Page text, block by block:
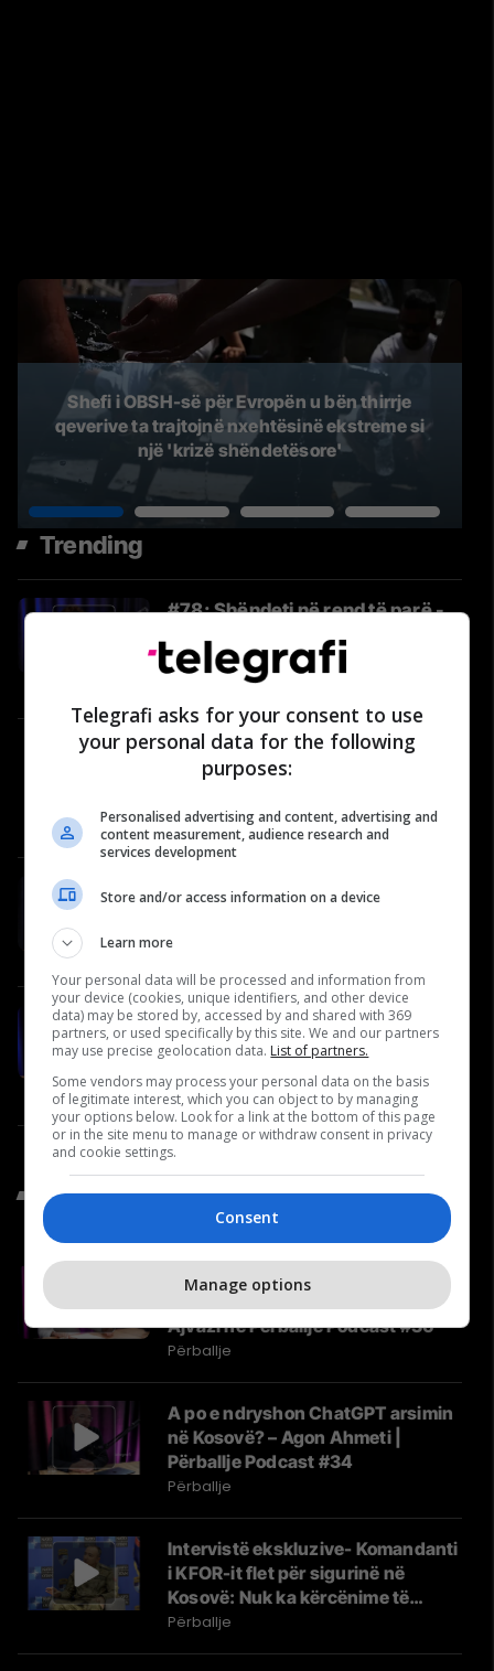
Shefi i OBSH-së për Evropën u bën thirrje
qeverive ta trajtojnë nxehtësinë ekstreme si
një 'krizë shëndetësore'
Trending
#78: Shëndeti në rend të parë -
Pasionare Xharra-Budima,
Specialiste e Ortodoncisë
A po humb Kosova momentin
evropian? – Donika Emini në
Përballje
#77: Shëndeti në rend të parë -
Video
#79: Shëndeti në rend të parë -
Bujar Gashi, Specialist i
Video
Të Fundit nga Përballje
A po bëhet e pamundur të
prodhosh në Kosovë? | Kushtrim
Ajvazi në Përballje Podcast #36
Përballje
A po e ndryshon ChatGPT arsimin
në Kosovë? – Agon Ahmeti |
Përballje Podcast #34
Përballje
Intervistë ekskluzive- Komandanti
i KFOR-it flet për sigurinë në
Kosovë: Nuk ka kërcënime të
drejtpërdrejta
Përballje
Telegrafi asks for your consent to use
your personal data for the following
purposes:
Personalised advertising and content, advertising and
content measurement, audience research and
services development
Store and/or access information on a device
Learn more
Your personal data will be processed and information from
your device (cookies, unique identifiers, and other device
data) may be stored by, accessed by and shared with 369
partners, or used specifically by this site. We and our partners
may use precise geolocation data. List of partners.
Some vendors may process your personal data on the basis
of legitimate interest, which you can object to by managing
your options below. Look for a link at the bottom of this page
or in the site menu to manage or withdraw consent in privacy
and cookie settings.
Consent
Manage options